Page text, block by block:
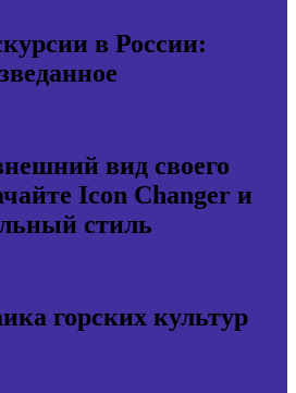
в России:
вид своего
Icon Changer и
стиль
горских культур